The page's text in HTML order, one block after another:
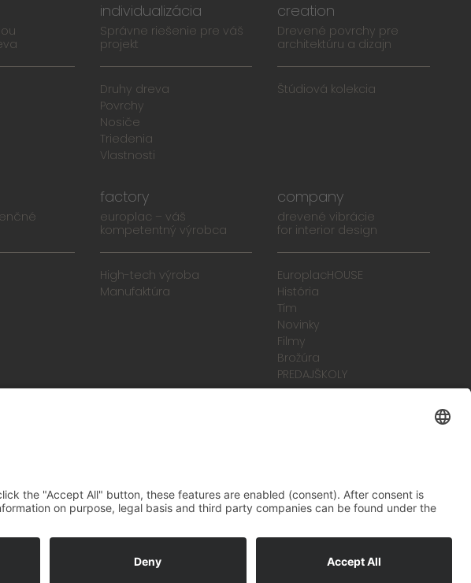
individualizácia
Správne riešenie pre váš
projekt
Druhy dreva
Povrchy
Nosiče
Triedenia
Vlastnosti
creation
Drevené povrchy pre
architektúru a dizajn
Štúdiová kolekcia
factory
europlac – váš
kompetentný výrobca
High-tech výroba
Manufaktúra
company
drevené vibrácie
for interior design
EuroplacHOUSE
História
Tím
Novinky
Filmy
Brožúra
PREDAJŠKOLY
Všeobecné obchodné podmienky odtlačokOchrana údajov